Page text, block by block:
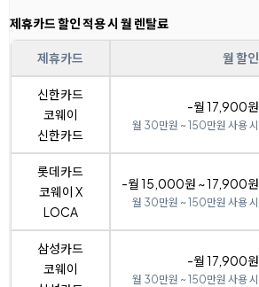
제휴카드 할인 적용 시 월 렌탈료
제휴카드 월 할인
신한카드
코웨이
신한카드
-월 17,900원
월 30만원 ~ 150만원 사용 시
롯데카드
코웨이 X
LOCA
-월 15,000원 ~ 17,900원
월 30만원 ~ 150만원 사용 시
삼성카드
코웨이
-월 17,900원
월 30만원 ~ 150만원 사용 시